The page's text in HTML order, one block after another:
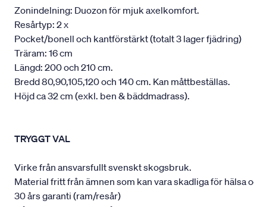
Zonindelning: Duozon för mjuk axelkomfort.
Resårtyp: 2 x
Pocket/bonell och kantförstärkt (totalt 3 lager fjädring)
Träram: 16 cm
Längd: 200 och 210 cm.
Bredd 80,90,105,120 och 140 cm. Kan måttbeställas.
Höjd ca 32 cm (exkl. ben & bäddmadrass).
TRYGGT VAL
Virke från ansvarsfullt svenskt skogsbruk.
Material fritt från ämnen som kan vara skadliga för hälsa
30 års garanti (ram/resår)